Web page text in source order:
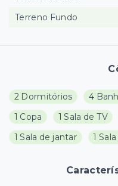
2 Dormitórios 4
1 Copa
1 Sala de TV
1 Sala de jantar
1
Terreno Fundo